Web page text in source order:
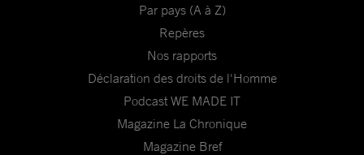
Par pays (A à Z)
Repères
Nos rapports
Déclaration des droits de l'Homme
Podcast WE MADE IT
Magazine La Chronique
Magazine Bref